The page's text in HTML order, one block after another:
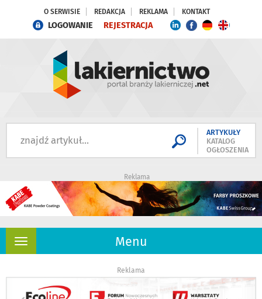
O SERWISIE REDAKCJA REKLAMA KONTAKT
LOGOWANIE REJESTRACJA
ARTYKUŁY
KATALOG
OGŁOSZENIA
Reklama
Menu
Rozwiń
Reklama